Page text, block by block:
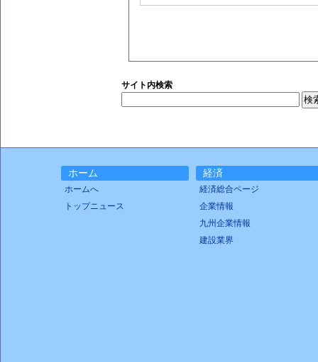
サイト内検索
ホーム
ホームへ
トップニュース
経済
経済総合ページ
企業情報
九州企業情報
建設業界